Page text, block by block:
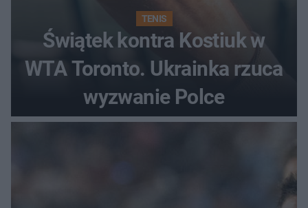
TENIS
Świątek kontra Kostiuk w
WTA Toronto. Ukrainka rzuca
wyzwanie Polce